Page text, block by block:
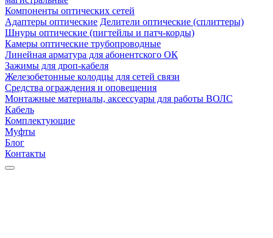
Компоненты оптических сетей
Адаптеры оптические Делители оптические (сплиттеры)
Шнуры оптические (пигтейлы и патч-корды)
Камеры оптические трубопроводные
Линейная арматура для абонентского ОК
Зажимы для дроп-кабеля
Железобетонные колодцы для сетей связи
Средства ограждения и оповещения
Монтажные материалы, аксессуары для работы ВОЛС
Кабель
Комплектующие
Муфты
Блог
Контакты